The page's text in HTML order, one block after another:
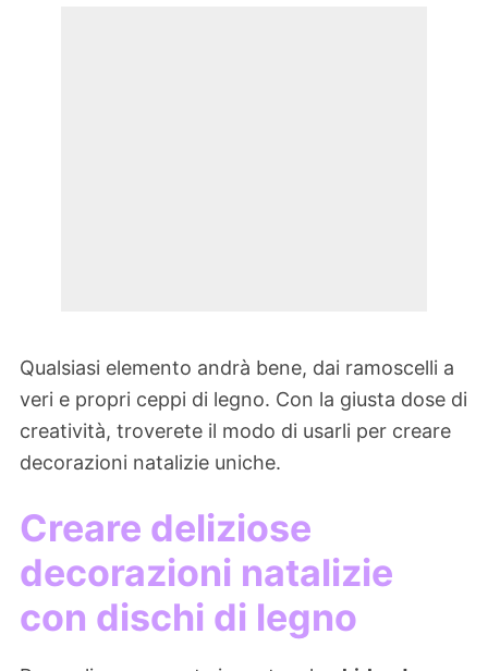
Qualsiasi elemento andrà bene, dai ramoscelli a
veri e propri ceppi di legno. Con la giusta dose di
creatività, troverete il modo di usarli per creare
decorazioni natalizie uniche.
Creare deliziose
decorazioni natalizie
con dischi di legno